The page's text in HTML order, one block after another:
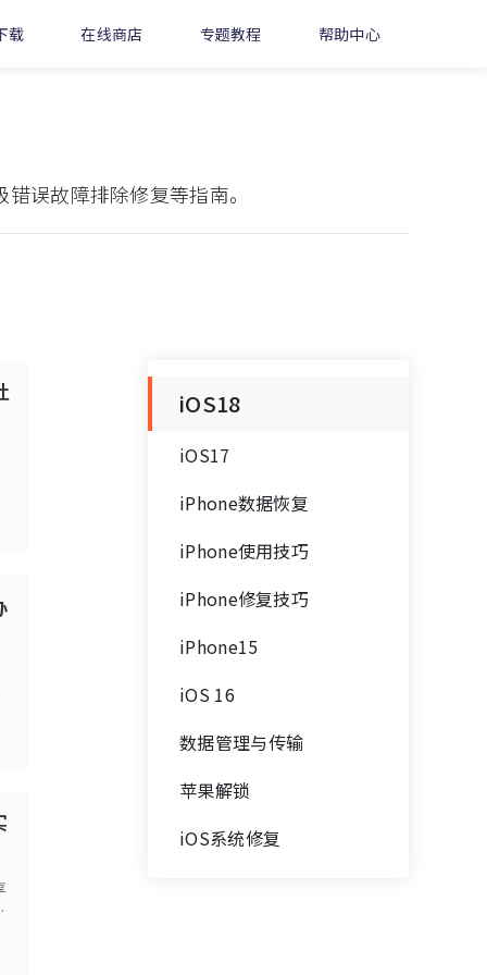
载 在线商店 专题教程 帮助中心
误故障排除修复等指南。
iOS18
iOS17
iPhone数据恢复
iPhone使用技巧
iPhone修复技巧
iPhone15
iOS 16
数据管理与传输
苹果解锁
iOS系统修复